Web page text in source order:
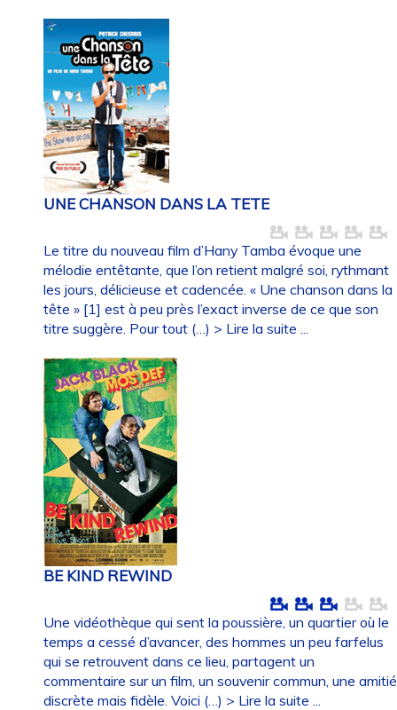
UNE CHANSON DANS LA TETE
Le titre du nouveau film d’Hany Tamba évoque une
mélodie entêtante, que l’on retient malgré soi, rythmant
les jours, délicieuse et cadencée. « Une chanson dans la
tête » [1] est à peu près l’exact inverse de ce que son
titre suggère. Pour tout (…) > Lire la suite ...
BE KIND REWIND
Une vidéothèque qui sent la poussière, un quartier où le
temps a cessé d’avancer, des hommes un peu farfelus
qui se retrouvent dans ce lieu, partagent un
commentaire sur un film, un souvenir commun, une amitié
discrète mais fidèle. Voici (…) > Lire la suite ...